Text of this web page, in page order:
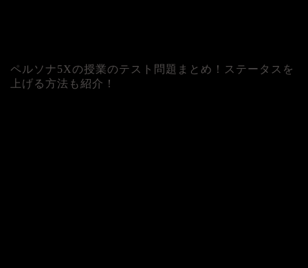
ペルソナ5Xの授業のテスト問題まとめ！ステータスを
上げる方法も紹介！